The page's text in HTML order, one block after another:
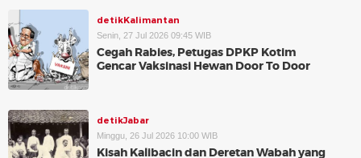
detikKalimantan
Senin, 27 Jul 2026 09:45 WIB
Cegah Rabies, Petugas DPKP Kotim
Gencar Vaksinasi Hewan Door To Door
detikJabar
Minggu, 26 Jul 2026 10:00 WIB
Kisah Kalibacin dan Deretan Wabah yang